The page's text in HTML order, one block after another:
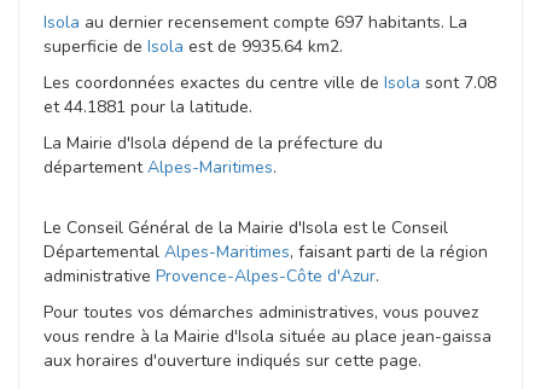
Isola au dernier recensement compte 697 habitants. La
superficie de Isola est de 9935.64 km2.
Les coordonnées exactes du centre ville de Isola sont 7.08
et 44.1881 pour la latitude.
La Mairie d'Isola dépend de la préfecture du
départementAlpes-Maritimes.
Le Conseil Général de la Mairie d'Isola est le Conseil
Départemental Alpes-Maritimes, faisant parti de la région
administrative Provence-Alpes-Côte d'Azur.
Pour toutes vos démarches administratives, vous pouvez
vous rendre à la Mairie d'Isola située au place jean-gaissa
aux horaires d'ouverture indiqués sur cette page.